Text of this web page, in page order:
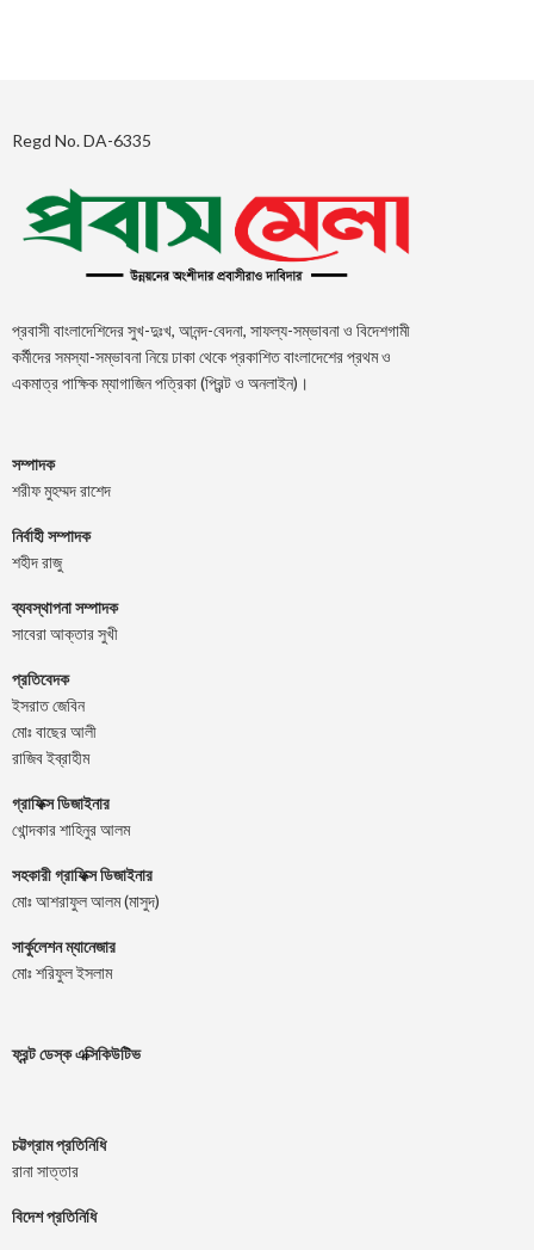
Regd No. DA-6335
প্রবাসী বাংলাদেশিদের সুখ-দুঃখ, আনন্দ-বেদনা, সাফল্য-সম্ভাবনা ও বিদেশগামী
কর্মীদের সমস্যা-সম্ভাবনা নিয়ে ঢাকা থেকে প্রকাশিত বাংলাদেশের প্রথম ও
একমাত্র পাক্ষিক ম্যাগাজিন পত্রিকা (প্রিন্ট ও অনলাইন)।
সম্পাদক
শরীফ মুহম্মদ রাশেদ
নির্বাহী সম্পাদক
শহীদ রাজু
ব্যবস্থাপনা সম্পাদক
সাবেরা আক্তার সুখী
প্রতিবেদক
ইসরাত জেবিন
মোঃ বাছের আলী
রাজিব ইব্রাহীম
গ্রাফিক্স ডিজাইনার
খোন্দকার শাহিনুর আলম
সহকারী গ্রাফিক্স ডিজাইনার
মোঃ আশরাফুল আলম (মাসুদ)
সার্কুলেশন ম্যানেজার
মোঃ শরিফুল ইসলাম
ফ্রন্ট ডেস্ক এক্সিকিউটিভ
চট্টগ্রাম প্রতিনিধি
রানা সাত্তার
বিদেশ প্রতিনিধি